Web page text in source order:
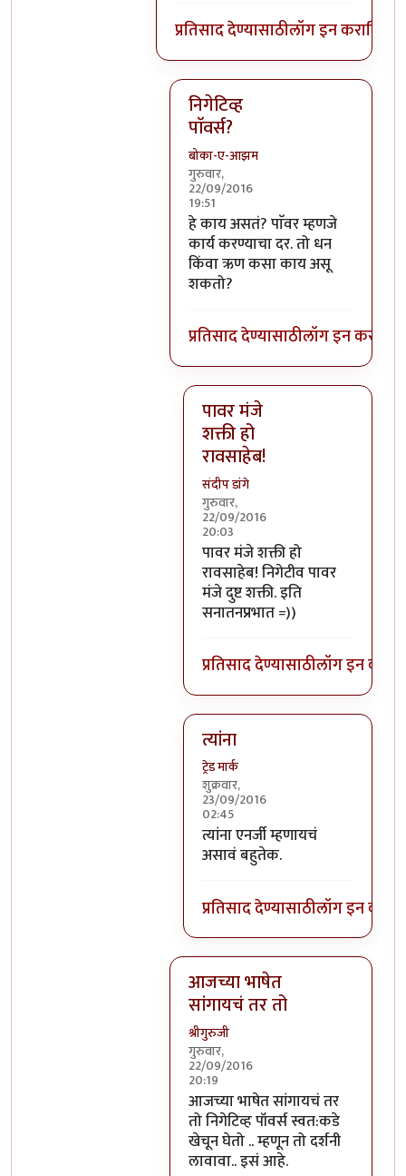
प्रतिसाद देण्यासाठीलॉग इन कराकिंवा
निगेटिव्ह
पाॅवर्स?
बोका-ए-आझम
गुरुवार,
22/09/2016
19:51
In reply toआजच्या भाषेत सांगायचं
हे काय असतं? पाॅवर म्हणजे
कार्य करण्याचा दर. तो धन
किंवा ऋण कसा काय असू
शकतो?
प्रतिसाद देण्यासाठीलॉग इन करा
पावर मंजे
शक्ती हो
रावसाहेब!
संदीप डांगे
गुरुवार,
22/09/2016
20:03
In reply toनिगेटिव्ह पाॅवर्स?
पावर मंजे शक्ती हो
रावसाहेब! निगेटीव पावर
मंजे दुष्ट शक्ती. इति
सनातनप्रभात =))
प्रतिसाद देण्यासाठीलॉग इन करा
त्यांना
ट्रेड मार्क
शुक्रवार,
23/09/2016
02:45
In reply toनिगेटिव्ह पाॅवर्स?
त्यांना एनर्जी म्हणायचं
असावं बहुतेक.
प्रतिसाद देण्यासाठीलॉग इन करा
आजच्या भाषेत
सांगायचं तर तो
श्रीगुरुजी
गुरुवार,
22/09/2016
20:19
In reply toआजच्या भाषेत सांगायचं
आजच्या भाषेत सांगायचं तर
तो निगेटिव्ह पॉवर्स स्वत:कडे
खेचून घेतो .. म्हणून तो दर्शनी
लावावा.. इसं आहे.